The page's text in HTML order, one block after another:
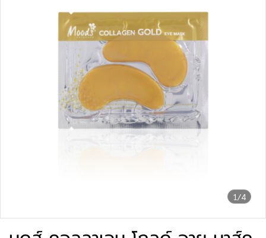
1/4